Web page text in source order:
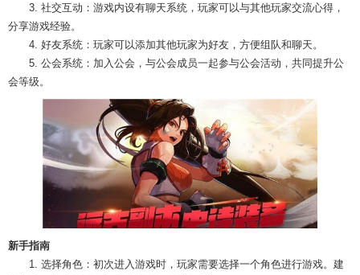
3. 社交互动：游戏内设有聊天系统，玩家可以与其他玩家交流心得，
分享游戏经验。
4. 好友系统：玩家可以添加其他玩家为好友，方便组队和聊天。
5. 公会系统：加入公会，与公会成员一起参与公会活动，共同提升公
会等级。
新手指南
1. 选择角色：初次进入游戏时，玩家需要选择一个角色进行游戏。建